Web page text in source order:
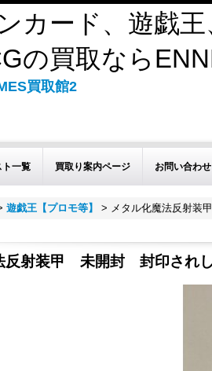
カード、遊戯
の買取なら
買取館2
ト一覧 買取り案内ページ お問い合わせ
遊戯王【プロモ等】 > メタル化魔法反射
反射装甲 未開封 封印され